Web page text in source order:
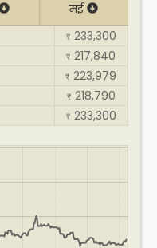
मई
₹ 233,300
₹ 217,840
₹ 223,979
₹ 218,790
₹ 233,300